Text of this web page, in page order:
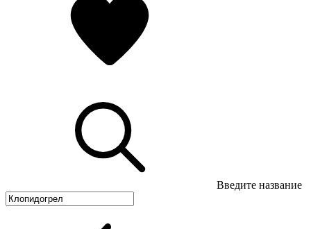
Введите название